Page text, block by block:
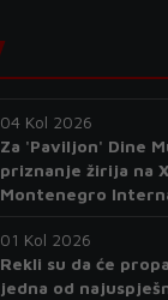
04 Kol 2026
Za 'Paviljon' Dine
priznanje žirija na
Montenegro
01 Kol 2026
Rekli su da će
jedna od